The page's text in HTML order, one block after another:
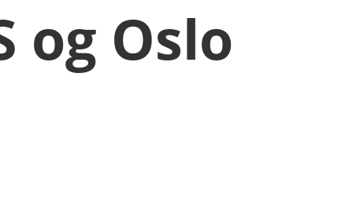
og Oslo